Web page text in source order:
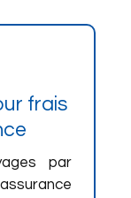
frais
par